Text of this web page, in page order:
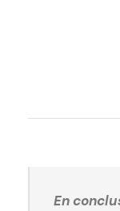
En